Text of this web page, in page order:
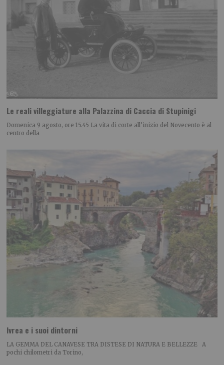
Le reali villeggiature alla Palazzina di Caccia di Stupinigi
Domenica 9 agosto, ore 15.45 La vita di corte all’inizio del Novecento è al
centro della
Ivrea e i suoi dintorni
LA GEMMA DEL CANAVESE TRA DISTESE DI NATURA E BELLEZZE A
pochi chilometri da Torino,